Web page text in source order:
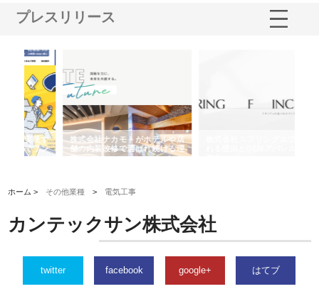
プレスリリース
株式会社スプリングエフが選ば
れる理由とOEMアパレル製造の
強み
桑木給食株式会社が福山市で選
ばれる手作り弁当配達の理由
ホーム > その他業種 > 電気工事
カンテックサン株式会社
twitter facebook google+ はてブ